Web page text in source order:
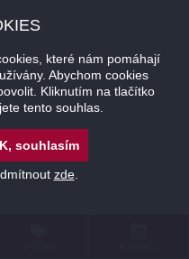
které nám pomáhají
Abychom cookies
Kliknutím na tlačítko
tento souhlas.
souhlasím
zde.